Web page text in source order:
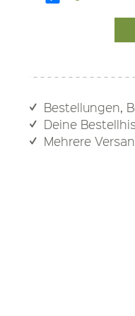
Bestellungen,
Deine
Mehrere